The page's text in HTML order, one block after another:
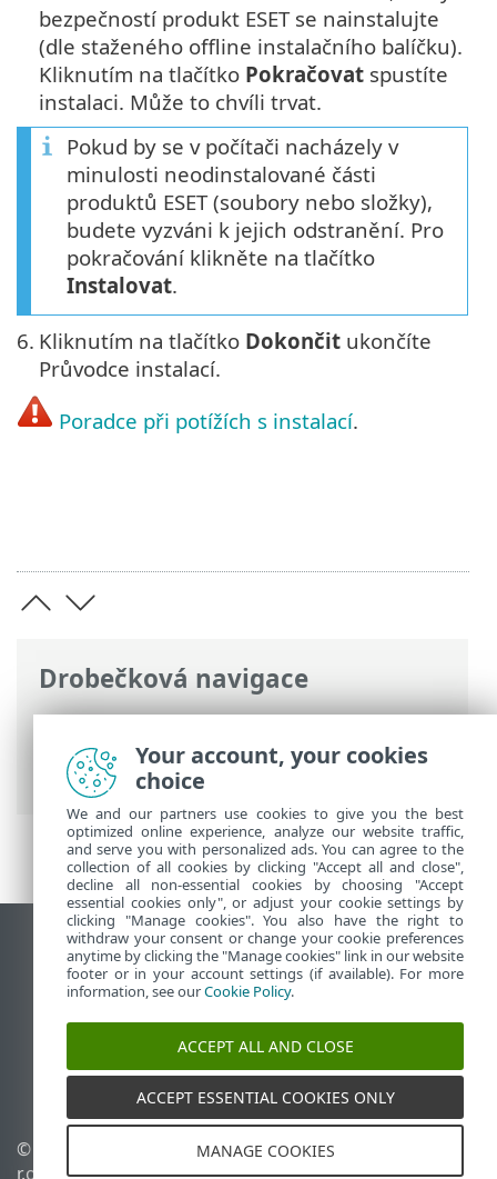
Drobečková navigace
ESET Online nápověda>ESET Small
Business Security>Instalace> Offline
instalace
bezpečností produkt ESET se nainstalujte
(dle staženého offline instalačního balíčku).
Kliknutím na tlačítko Pokračovat spustíte
instalaci. Může to chvíli trvat.
Pokud by se v počítači nacházely v
minulosti neodinstalované části
produktů ESET (soubory nebo složky),
budete vyzváni k jejich odstranění. Pro
pokračování klikněte na tlačítko
Instalovat.
6. Kliknutím na tlačítko Dokončit ukončíte
Průvodce instalací.
Poradce při potížích s instalací.
Zobrazit verzi pro počítač
End of Life
ESET Databáze znalostí
ESET Status Portal
Regionální podpora
© 1992 - 2026 ESET, spol. s
r.o. - Všechna práva
Spravovat cookies
Zásady používání souborů
Your account, your cookies
choice
We and our partners use cookies to give you the best
optimized online experience, analyze our website traffic,
and serve you with personalized ads. You can agree to the
collection of all cookies by clicking "Accept all and close",
decline all non-essential cookies by choosing "Accept
essential cookies only", or adjust your cookie settings by
clicking "Manage cookies". You also have the right to
withdraw your consent or change your cookie preferences
anytime by clicking the "Manage cookies" link in our website
footer or in your account settings (if available). For more
information, see ourCookie Policy.
ACCEPT ALL AND CLOSE
ACCEPT ESSENTIAL COOKIES ONLY
MANAGE COOKIES